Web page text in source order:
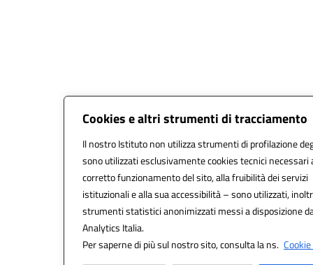
Cookies e altri strumenti di tracciamento
Il nostro Istituto non utilizza strumenti di profilazione
sono utilizzati esclusivamente cookies tecnici necessari
corretto funzionamento del sito, alla fruibilità dei servizi
istituzionali e alla sua accessibilità – sono utilizzati,
strumenti statistici anonimizzati messi a disposizione
Analytics Italia.
Per saperne di più sul nostro sito, consulta la ns.